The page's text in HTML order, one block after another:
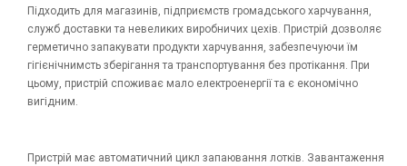
Підходить для магазинів, підприємств громадського харчування,
служб доставки та невеликих виробничих цехів. Пристрій дозволяє
герметично запакувати продукти харчування, забезпечуючи їм
гігієнічнимсть зберігання та транспортування без протікання. При
цьому, пристрій споживає мало електроенергії та є економічно
вигідним.
Пристрій має автоматичний цикл запаювання лотків. Завантаження